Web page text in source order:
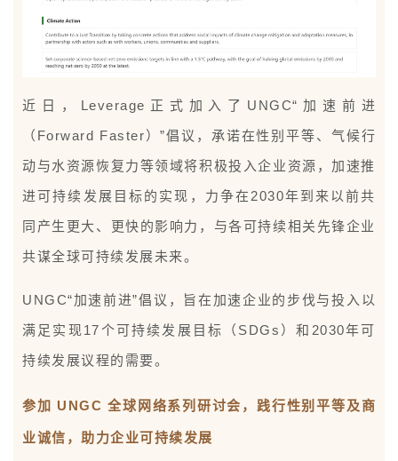
近日，Leverage正式加入了UNGC“加速前进
（Forward Faster）”倡议，承诺在性别平等、气候行
动与水资源恢复力等领域将积极投入企业资源，加速推
进可持续发展目标的实现，力争在2030年到来以前共
同产生更大、更快的影响力，与各可持续相关先锋企业
共谋全球可持续发展未来。
UNGC“加速前进”倡议，旨在加速企业的步伐与投入以
满足实现17个可持续发展目标（SDGs）和2030年可
持续发展议程的需要。
参加 UNGC 全球网络系列研讨会，践行性别平等及商
业诚信，助力企业可持续发展